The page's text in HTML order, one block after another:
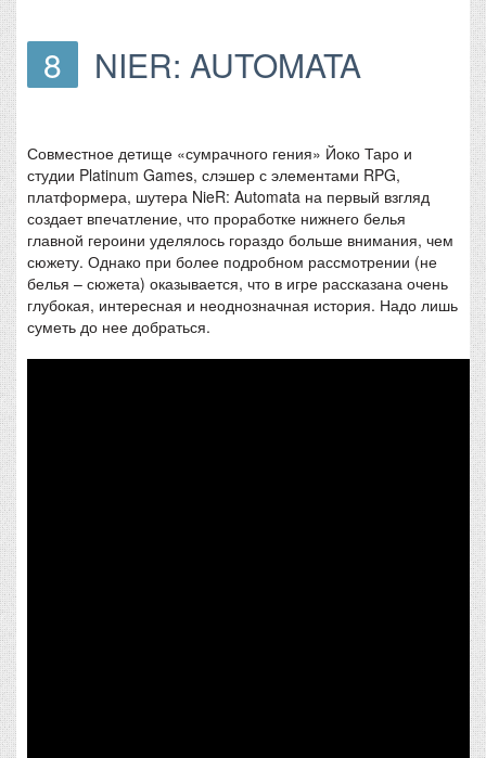
8 NIER: AUTOMATA
Совместное детище «сумрачного гения» Йоко Таро и
студии Platinum Games, слэшер с элементами RPG,
платформера, шутера NieR: Automata на первый взгляд
создает впечатление, что проработке нижнего белья
главной героини уделялось гораздо больше внимания, чем
сюжету. Однако при более подробном рассмотрении (не
белья – сюжета) оказывается, что в игре рассказана очень
глубокая, интересная и неоднозначная история. Надо лишь
суметь до нее добраться.